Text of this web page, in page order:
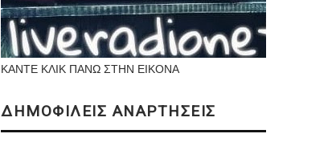
ΚΑΝΤΕ ΚΛΙΚ ΠΑΝΩ ΣΤΗΝ ΕΙΚΟΝΑ
ΔΗΜΟΦΙΛΕΙΣ ΑΝΑΡΤΗΣΕΙΣ